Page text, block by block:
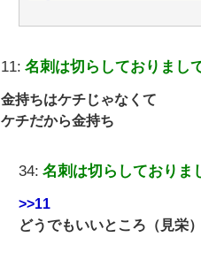
11:名刺は切らしておりまし
金持ちはケチじゃなくて
ケチだから金持ち
34:名刺は切らしておりま
>>11
どうでもいいところ（見栄